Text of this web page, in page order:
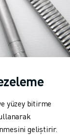
yüzey bitirme
geliştirir.